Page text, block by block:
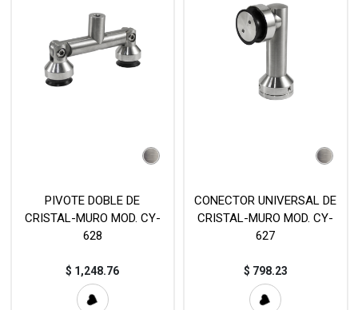
PIVOTE DOBLE DE
CRISTAL-MURO MOD. CY-
628
$ 1,248.76
CONECTOR UNIVERSAL DE
CRISTAL-MURO MOD. CY-
627
$ 798.23